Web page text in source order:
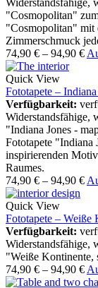
Widerstandsfähige,
"Cosmopolitan"
"Cosmopolitan" mit
Zimmerschmuck
74,90 € – 94,90 €
Quick View
Fototapete –
Verfügbarkeit:
Widerstandsfähige,
"Indiana Jones -
Fototapete "Indiana
inspirierenden
Raumes.
74,90 € – 94,90 €
Quick View
Fototapete –
Verfügbarkeit:
Widerstandsfähige,
"Weiße Kontinente,
74,90 € – 94,90 €